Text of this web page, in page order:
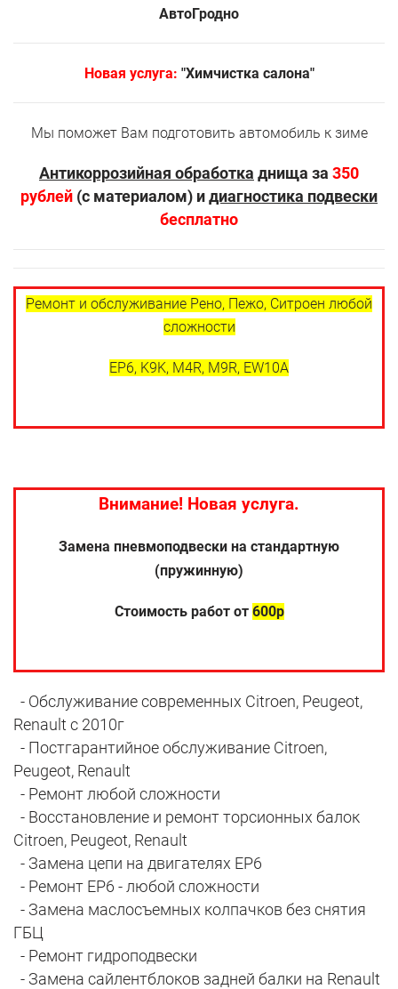
АвтоГродно
Новая услуга: "Химчистка салона"
Мы поможет Вам подготовить автомобиль к зиме
Антикоррозийная обработка днища за 350
рублей (с материалом) идиагностика подвески
бесплатно
Ремонт и обслуживание Рено, Пежо, Ситроен любой
сложности
EP6, K9K, M4R, M9R, EW10A
Внимание! Новая услуга.
Замена пневмоподвески на стандартную
(пружинную)
Стоимость работ от 600р
- Обслуживание современных Citroen, Peugeot,
Renault с 2010г
- Постгарантийное обслуживание Citroen,
Peugeot, Renault
- Ремонт любой сложности
- Восстановление и ремонт торсионных балок
Citroen, Peugeot, Renault
- Замена цепи на двигателях EP6
- Ремонт EP6 - любой сложности
- Замена маслосъемных колпачков без снятия
ГБЦ
- Ремонт гидроподвески
- Замена сайлентблоков задней балки на Renault